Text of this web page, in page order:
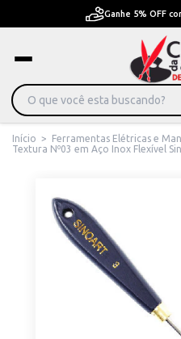
Pague em Até 6x
Início > Ferramentas Elétricas e
Textura Nº03 em Aço Inox Flexível